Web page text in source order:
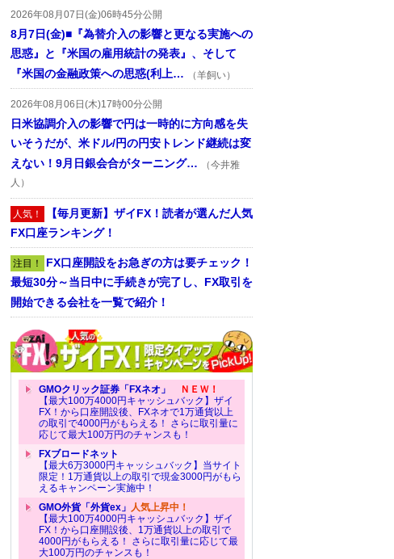
2026年08月07日(金)06時45分公開
8月7日(金)■『為替介入の影響と更なる実施への
思惑』と『米国の雇用統計の発表』、そして
『米国の金融政策への思惑(利上…
（羊飼い）
2026年08月06日(木)17時00分公開
日米協調介入の影響で円は一時的に方向感を失
いそうだが、米ドル/円の円安トレンド継続は変
えない！9月日銀会合がターニング…
（今井雅
人）
人気！ 【毎月更新】ザイFX！読者が選んだ人気
FX口座ランキング！
注目！ FX口座開設をお急ぎの方は要チェック！
最短30分～当日中に手続きが完了し、FX取引を
開始できる会社を一覧で紹介！
GMOクリック証券「FXネオ」
ＮＥＷ！
【最大100万4000円キャッシュバック】ザイ
FX！から口座開設後、FXネオで1万通貨以上
の取引で4000円がもらえる！ さらに取引量に
応じて最大100万円のチャンスも！
FXブロードネット
【最大6万3000円キャッシュバック】当サイト
限定！1万通貨以上の取引で現金3000円がもら
えるキャンペーン実施中！
GMO外貨「外貨ex」 人気上昇中！
【最大100万4000円キャッシュバック】ザイ
FX！から口座開設後、1万通貨以上の取引で
4000円がもらえる！ さらに取引量に応じて最
大100万円のチャンスも！